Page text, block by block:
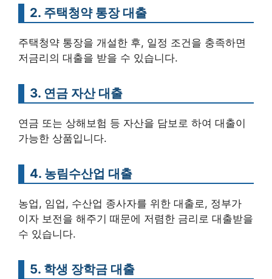
2. 주택청약 통장 대출
주택청약 통장을 개설한 후, 일정 조건을 충족하면
저금리의 대출을 받을 수 있습니다.
3. 연금 자산 대출
연금 또는 상해보험 등 자산을 담보로 하여 대출이
가능한 상품입니다.
4. 농림수산업 대출
농업, 임업, 수산업 종사자를 위한 대출로, 정부가
이자 보전을 해주기 때문에 저렴한 금리로 대출받을
수 있습니다.
5. 학생 장학금 대출